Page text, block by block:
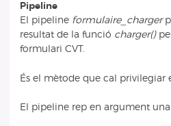
Pipeline
El pipeline formulaire_charger
resultat de la funció charger()
formulari CVT.
És el mètode que cal privilegiar
El pipeline rep en argument